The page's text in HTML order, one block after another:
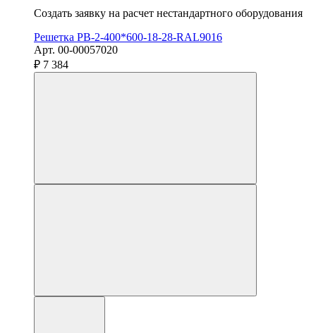
Создать заявку на расчет нестандартного оборудования
Решетка РВ-2-400*600-18-28-RAL9016
Арт. 00-00057020
₽ 7 384